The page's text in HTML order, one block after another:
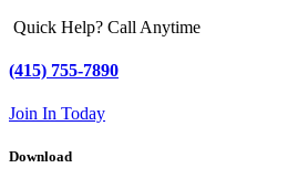
Quick Help? Call Anytime
(415) 755-7890
Join In Today
Download